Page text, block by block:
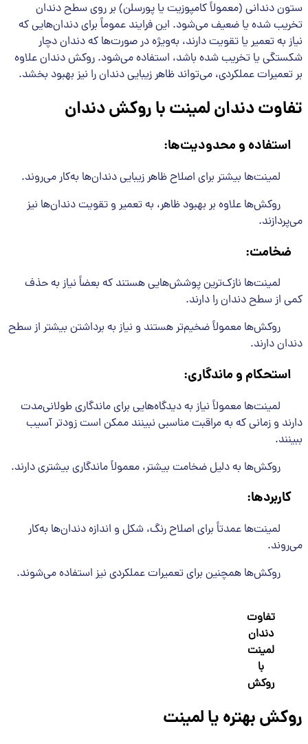
ستون دندانی (معمولاً کامپوزیت یا پورسلن) بر روی سطح دندان
تخریب شده یا ضعیف می‌شود. این فرایند عموماً برای دندان‌هایی که
نیاز به تعمیر یا تقویت دارند، به‌ویژه در صورت‌ها که دندان دچار
شکستگی یا تخریب شده باشد، استفاده می‌شود. روکش دندان علاوه
بر تعمیرات عملکردی، می‌تواند ظاهر زیبایی دندان را نیز بهبود بخشد.
تفاوت دندان لمینت با روکش دندان
استفاده و محدودیت‌ها:
لمینت‌ها بیشتر برای اصلاح ظاهر زیبایی دندان‌ها به‌کار می‌روند.
روکش‌ها علاوه بر بهبود ظاهر، به تعمیر و تقویت دندان‌ها نیز
می‌پردازند.
ضخامت:
لمینت‌ها نازک‌ترین پوشش‌هایی هستند که بعضاً نیاز به حذف
کمی از سطح دندان را دارند.
روکش‌ها معمولاً ضخیم‌تر هستند و نیاز به برداشتن بیشتر از سطح
دندان دارند.
استحکام و ماندگاری:
لمینت‌ها معمولاً نیاز به دیدگاه‌هایی برای ماندگاری طولانی‌مدت
دارند و زمانی که به مراقبت مناسبی نبینند ممکن است زودتر آسیب
ببینند.
روکش‌ها به دلیل ضخامت بیشتر، معمولاً ماندگاری بیشتری دارند.
کاربردها:
لمینت‌ها عمدتاً برای اصلاح رنگ، شکل و اندازه دندان‌ها به‌کار
می‌روند.
روکش‌ها همچنین برای تعمیرات عملکردی نیز استفاده می‌شوند.
تفاوت
دندان
لمینت
با
روکش
روکش بهتره یا لمینت